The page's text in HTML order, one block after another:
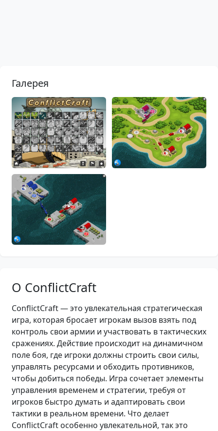
Галерея
О ConflictCraft
ConflictCraft — это увлекательная стратегическая
игра, которая бросает игрокам вызов взять под
контроль свои армии и участвовать в тактических
сражениях. Действие происходит на динамичном
поле боя, где игроки должны строить свои силы,
управлять ресурсами и обходить противников,
чтобы добиться победы. Игра сочетает элементы
управления временем и стратегии, требуя от
игроков быстро думать и адаптировать свои
тактики в реальном времени. Что делает
ConflictCraft особенно увлекательной, так это